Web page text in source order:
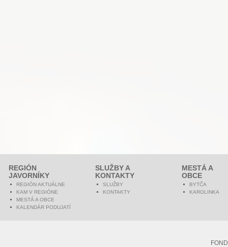
REGIÓN
JAVORNÍKY
REGIÓN AKTUÁLNE
KAM V REGIÓNE
MESTÁ A OBCE
KALENDÁR PODUJATÍ
SLUŽBY A
KONTAKTY
SLUŽBY
KONTAKTY
MESTÁ A
OBCE
BYTČA
KAROLINKA